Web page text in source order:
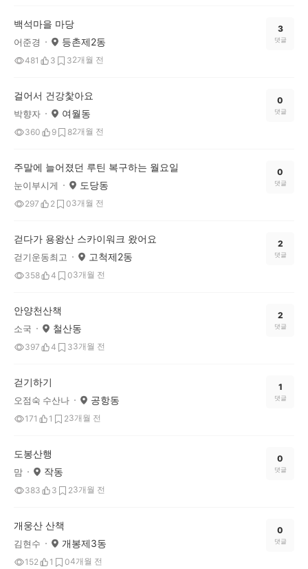
백석마을 마당
어준경 등촌제2동
481 3 32개월 전
3
댓글
걸어서 건강찿아요
박향자 여월동
360 9 82개월 전
0
댓글
주말에 늘어졌던 루틴 복구하는 월요일
눈이부시게 도당동
297 2 03개월 전
0
댓글
걷다가 용왕산 스카이워크 왔어요
걷기운동최고 고척제2동
358 4 03개월 전
2
댓글
안양천산책
소국 철산동
397 4 33개월 전
2
댓글
걷기하기
오점숙 수산나 공항동
171 1 23개월 전
1
댓글
도봉산행
맘 작동
383 3 23개월 전
0
댓글
개웅산 산책
김현수 개봉제3동
152 1 04개월 전
0
댓글